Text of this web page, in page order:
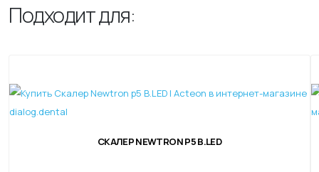
Подходит для:
СКАЛЕР NEWTRON P5 B.LED